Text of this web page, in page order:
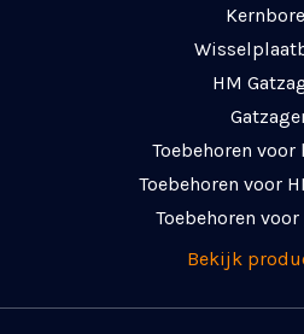
HM
Toebehoren voor
Toebehoren voor
Toebehoren
Bekijk